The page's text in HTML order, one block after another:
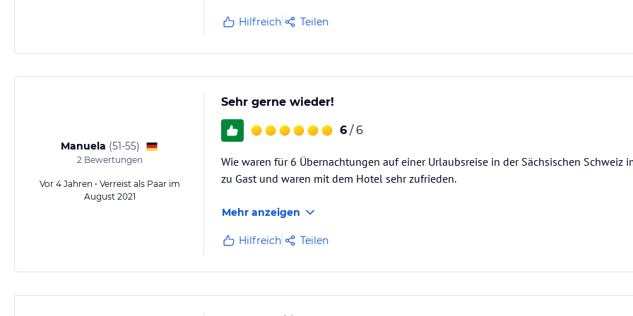
Allgemeine und unverbindliche Hoteliers-/Veranstalter-/Kataloginformationen. Alle Angaben ohne
jeweiligen Veranstalters.
Hilfreich Teilen
Manuela (51-55)
2Bewertungen
Vor 4 Jahren • Verreist als Paar im
August 2021
Sehr gerne wieder!
6 / 6
Wie waren für 6 Übernachtungen auf einer Urlaubsreise in der Sächsischen Schweiz
zu Gast und waren mit dem Hotel sehr zufrieden.
Mehr anzeigen
Hilfreich Teilen